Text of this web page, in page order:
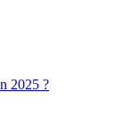
2025 ?